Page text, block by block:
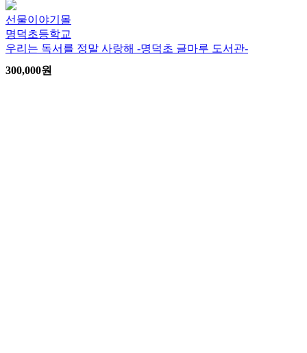
선물이야기몰
명덕초등학교
우리는 독서를 정말 사랑해 -명덕초 글마루 도서관-
300,000원